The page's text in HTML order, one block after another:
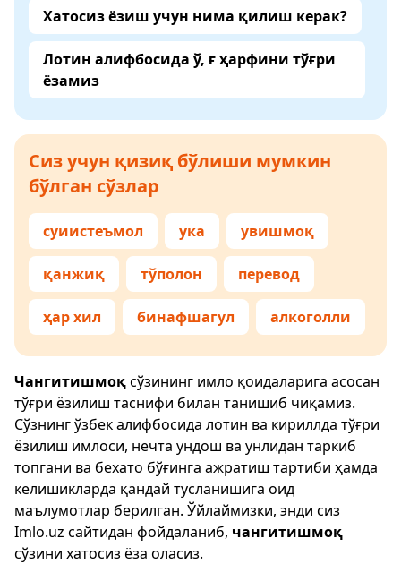
Хатосиз ёзиш учун нима қилиш керак?
Лотин алифбосида ў, ғ ҳарфини тўғри
ёзамиз
Сиз учун қизиқ бўлиши мумкин
бўлган сўзлар
суиистеъмол ука увишмоқ
қанжиқ тўполон перевод
ҳар хил бинафшагул алкоголли
Чангитишмоқсўзининг имло қоидаларига асосан
тўғри ёзилиш таснифи билан танишиб чиқамиз.
Сўзнинг ўзбек алифбосида лотин ва кириллда тўғри
ёзилиш имлоси, нечта ундош ва унлидан таркиб
топгани ва бехато бўғинга ажратиш тартиби ҳамда
келишикларда қандай тусланишига оид
маълумотлар берилган. Ўйлаймизки, энди сиз
Imlo.uz сайтидан фойдаланиб, чангитишмоқ
сўзини хатосиз ёза оласиз.